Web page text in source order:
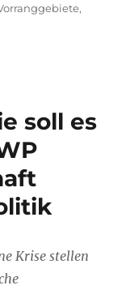
,
soll es
Krise stellen